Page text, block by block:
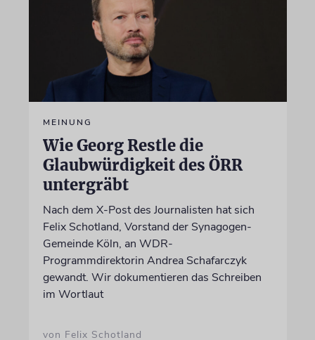
MEINUNG
Wie Georg Restle die
Glaubwürdigkeit des ÖRR
untergräbt
Nach dem X-Post des Journalisten hat sich
Felix Schotland, Vorstand der Synagogen-
Gemeinde Köln, an WDR-
Programmdirektorin Andrea Schafarczyk
gewandt. Wir dokumentieren das Schreiben
im Wortlaut
von Felix Schotland